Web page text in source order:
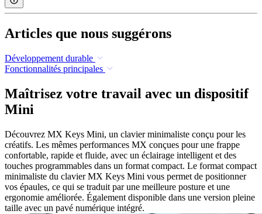
Articles que nous suggérons
Développement durable
Fonctionnalités principales
Maîtrisez votre travail avec un dispositif
Mini
Découvrez MX Keys Mini, un clavier minimaliste conçu pour les
créatifs. Les mêmes performances MX conçues pour une frappe
confortable, rapide et fluide, avec un éclairage intelligent et des
touches programmables dans un format compact. Le format compact
minimaliste du clavier MX Keys Mini vous permet de positionner
vos épaules, ce qui se traduit par une meilleure posture et une
ergonomie améliorée. Également disponible dans une version pleine
taille avec un pavé numérique intégré.